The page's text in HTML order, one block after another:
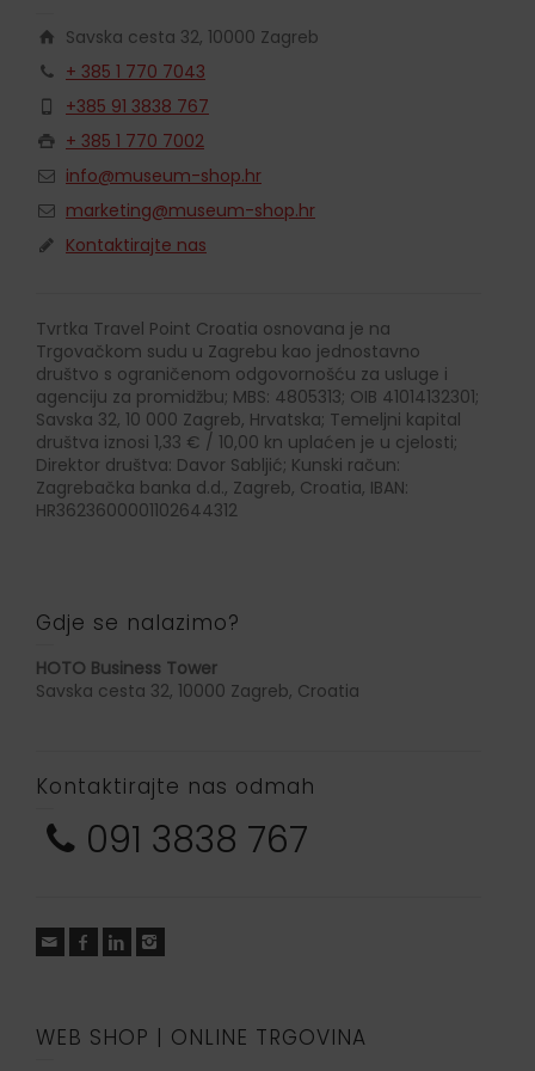
Savska cesta 32, 10000 Zagreb
+ 385 1 770 7043
+385 91 3838 767
+ 385 1 770 7002
info@museum-shop.hr
marketing@museum-shop.hr
Kontaktirajte nas
Tvrtka Travel Point Croatia osnovana je na
Trgovačkom sudu u Zagrebu kao jednostavno
društvo s ograničenom odgovornošću za usluge i
agenciju za promidžbu; MBS: 4805313; OIB 41014132301;
Savska 32, 10 000 Zagreb, Hrvatska; Temeljni kapital
društva iznosi 1,33 € / 10,00 kn uplaćen je u cjelosti;
Direktor društva: Davor Sabljić; Kunski račun:
Zagrebačka banka d.d., Zagreb, Croatia, IBAN:
HR3623600001102644312
Gdje se nalazimo?
HOTO Business Tower
Savska cesta 32, 10000 Zagreb, Croatia
Kontaktirajte nas odmah
091 3838 767
WEB SHOP | ONLINE TRGOVINA